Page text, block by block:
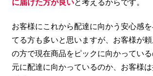
に届けた方が良いと考えるからです。
お客様にこれから配達に向かう安心感
てる方も多いと思いますが、お客様が
の方で現在商品をピックに向かってい
元に配達に向かっているのか、お客様